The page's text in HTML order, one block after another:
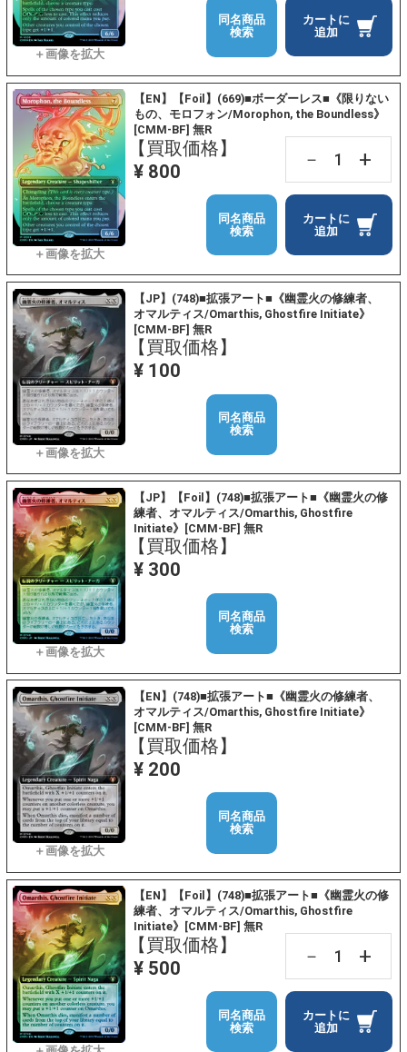
カートに
追加
同名商品
検索
【EN】【Foil】(669)■ボーダーレス■《限りない
もの、モロフォン/Morophon, the Boundless》
[CMM-BF] 無R
【買取価格】
¥ 800
－ +
カートに
追加
同名商品
検索
【JP】(748)■拡張アート■《幽霊火の修練者、
オマルティス/Omarthis, Ghostfire Initiate》
[CMM-BF] 無R
【買取価格】
¥ 100
同名商品
検索
【JP】【Foil】(748)■拡張アート■《幽霊火の修
練者、オマルティス/Omarthis, Ghostfire
Initiate》[CMM-BF] 無R
【買取価格】
¥ 300
同名商品
検索
【EN】(748)■拡張アート■《幽霊火の修練者、
オマルティス/Omarthis, Ghostfire Initiate》
[CMM-BF] 無R
【買取価格】
¥ 200
同名商品
検索
【EN】【Foil】(748)■拡張アート■《幽霊火の修
練者、オマルティス/Omarthis, Ghostfire
Initiate》[CMM-BF] 無R
【買取価格】
¥ 500
－ +
カートに
追加
同名商品
検索